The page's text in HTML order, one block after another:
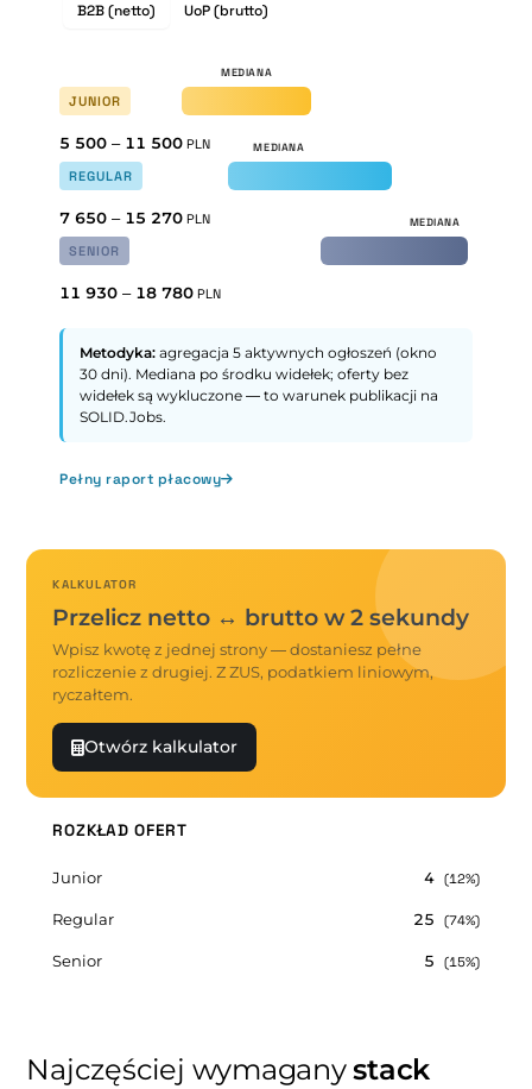
B2B (netto) UoP (brutto)
JUNIOR
5 500 – 11 500 PLN
REGULAR
7 650 – 15 270 PLN
SENIOR
11 930 – 18 780 PLN
Metodyka: agregacja 5 aktywnych ogłoszeń (okno
30 dni). Mediana po środku widełek; oferty bez
widełek są wykluczone — to warunek publikacji na
SOLID.Jobs.
Pełny raport płacowy
KALKULATOR
Przelicz netto ↔ brutto w 2 sekundy
Wpisz kwotę z jednej strony — dostaniesz pełne
rozliczenie z drugiej. Z ZUS, podatkiem liniowym,
ryczałtem.
Otwórz kalkulator
ROZKŁAD OFERT
Junior 4 (12%)
Regular 25 (74%)
Senior 5 (15%)
Najczęściej wymaganystack